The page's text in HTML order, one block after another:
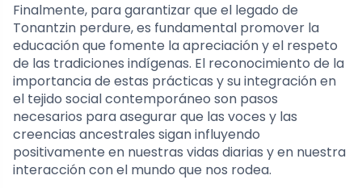
Finalmente, para garantizar que el legado de
Tonantzin perdure, es fundamental promover la
educación que fomente la apreciación y el respeto
de las tradiciones indígenas. El reconocimiento de la
importancia de estas prácticas y su integración en
el tejido social contemporáneo son pasos
necesarios para asegurar que las voces y las
creencias ancestrales sigan influyendo
positivamente en nuestras vidas diarias y en nuestra
interacción con el mundo que nos rodea.